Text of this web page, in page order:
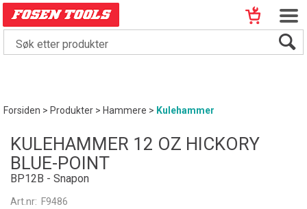
Forsiden>Produkter>Hammere> Kulehammer
KULEHAMMER 12 OZ HICKORY
BLUE-POINT
BP12B - Snapon
Art.nr: F9486